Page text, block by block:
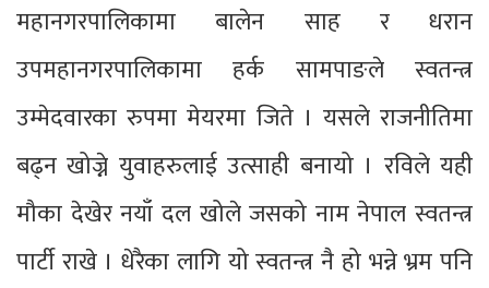
महानगरपालिकामा बालेन साह र धरान
उपमहानगरपालिकामा हर्क सामपाङले स्वतन्त्र
उम्मेदवारका रुपमा मेयरमा जिते । यसले राजनीतिमा
बढ्न खोज्ने युवाहरुलाई उत्साही बनायो । रविले यही
मौका देखेर नयाँ दल खोले जसको नाम नेपाल स्वतन्त्र
पार्टी राखे । धेरैका लागि यो स्वतन्त्र नै हो भन्ने भ्रम पनि